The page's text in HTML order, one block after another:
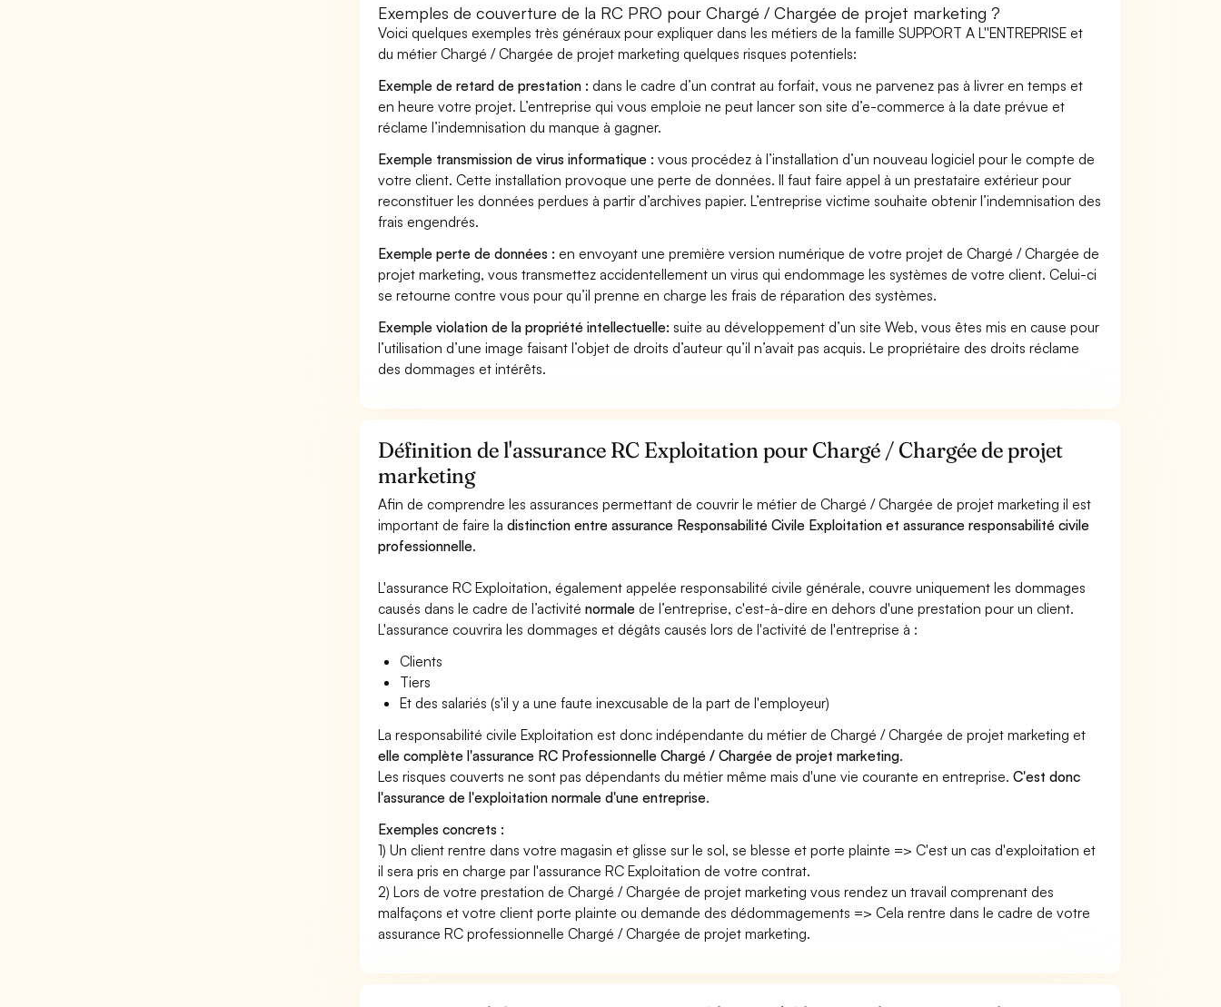
Exemples de couverture de la RC PRO pour Chargé / Chargée de projet marketing ?
Voici quelques exemples très généraux pour expliquer dans les métiers de la famille SUPPORT A L''ENTREPRISE et
du métier Chargé / Chargée de projet marketing quelques risques potentiels:
Exemple de retard de prestation : dans le cadre d’un contrat au forfait, vous ne parvenez pas à livrer en temps et
en heure votre projet. L’entreprise qui vous emploie ne peut lancer son site d’e-commerce à la date prévue et
réclame l’indemnisation du manque à gagner.
Exemple transmission de virus informatique : vous procédez à l’installation d’un nouveau logiciel pour le compte de
votre client. Cette installation provoque une perte de données. Il faut faire appel à un prestataire extérieur pour
reconstituer les données perdues à partir d’archives papier. L’entreprise victime souhaite obtenir l’indemnisation des
frais engendrés.
Exemple perte de données : en envoyant une première version numérique de votre projet de Chargé / Chargée de
projet marketing, vous transmettez accidentellement un virus qui endommage les systèmes de votre client. Celui-ci
se retourne contre vous pour qu’il prenne en charge les frais de réparation des systèmes.
Exemple violation de la propriété intellectuelle: suite au développement d’un site Web, vous êtes mis en cause pour
l’utilisation d’une image faisant l’objet de droits d’auteur qu’il n’avait pas acquis. Le propriétaire des droits réclame
des dommages et intérêts.
Définition de l'assurance RC Exploitation pour Chargé / Chargée de projet
marketing
Afin de comprendre les assurances permettant de couvrir le métier de Chargé / Chargée de projet marketing il est
important de faire ladistinction entre assurance Responsabilité Civile Exploitation et assurance responsabilité civile
professionnelle.
L'assurance RC Exploitation, également appelée responsabilité civile générale, couvre uniquement les dommages
causés dans le cadre de l’activiténormale de l’entreprise, c'est-à-dire en dehors d'une prestation pour un client.
L'assurance couvrira les dommages et dégâts causés lors de l'activité de l'entreprise à :
Clients
Tiers
Et des salariés (s'il y a une faute inexcusable de la part de l'employeur)
La responsabilité civile Exploitation est donc indépendante du métier de Chargé / Chargée de projet marketing et
elle complète l'assurance RC Professionnelle Chargé / Chargée de projet marketing.
Les risques couverts ne sont pas dépendants du métier même mais d'une vie courante en entreprise.C'est donc
l'assurance de l'exploitation normale d'une entreprise.
Exemples concrets :
1) Un client rentre dans votre magasin et glisse sur le sol, se blesse et porte plainte => C'est un cas d'exploitation et
il sera pris en charge par l'assurance RC Exploitation de votre contrat.
2) Lors de votre prestation de Chargé / Chargée de projet marketing vous rendez un travail comprenant des
malfaçons et votre client porte plainte ou demande des dédommagements => Cela rentre dans le cadre de votre
assurance RC professionnelle Chargé / Chargée de projet marketing.